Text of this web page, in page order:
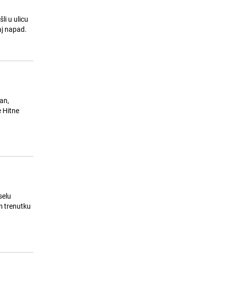
u ulicu
napad.
Hitne
trenutku